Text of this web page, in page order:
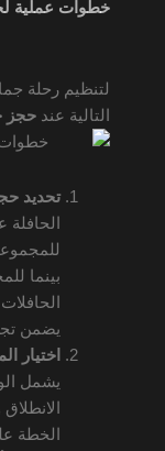
خطوات عملية
لتنظيم رحلة
التالية عند حجز
تحديد
الحافلة
بينما
يضمن
اختيار
يشمل
الخطة